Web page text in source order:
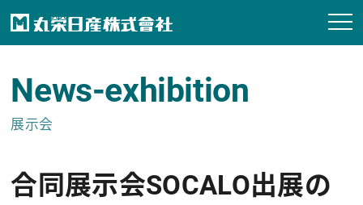
News-exhibition
展示会
合同展示会SOCALO出展の